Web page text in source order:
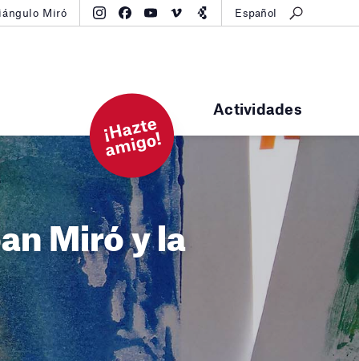
Actividades
Miró Español
¡
H
a
zt
e
a
mi
g
o!
Miró y la